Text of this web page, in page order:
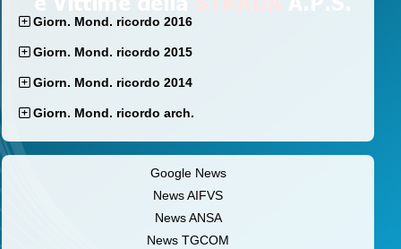
Giorn. Mond. ricordo 2016
Giorn. Mond. ricordo 2015
Giorn. Mond. ricordo 2014
Giorn. Mond. ricordo arch.
Google News
News AIFVS
News ANSA
News TGCOM